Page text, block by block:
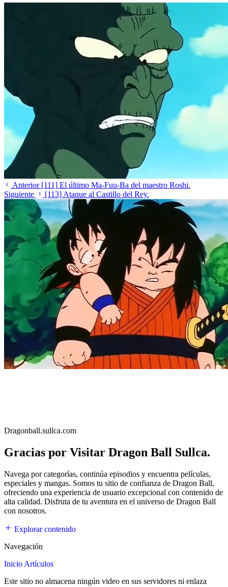
Anterior [111] El último Ma-Fuu-Ba del maestro Roshi.
Siguiente
[113] Ataque al Castillo del Rey.
Dragonball.sullca.com
Gracias por Visitar Dragon Ball Sullca.
Navega por categorías, continúa episodios y encuentra películas,
especiales y mangas. Somos tu sitio de confianza de Dragon Ball,
ofreciendo una experiencia de usuario excepcional con contenido de
alta calidad. Disfruta de tu aventura en el universo de Dragon Ball
con nosotros.
Explorar contenido
Navegación
Inicio Artículos
Este sitio no almacena ningún video en sus servidores ni enlaza